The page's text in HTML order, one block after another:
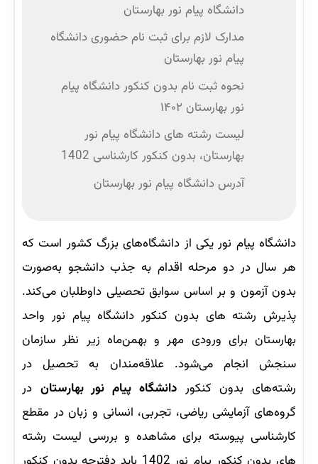
دانشگاه پیام نور بهارستان
مدارک لازم برای ثبت نام حضوری دانشگاه
پیام نور بهارستان
نحوه ثبت نام بدون کنکور دانشگاه پیام
نور بهارستان ۱۴۰۲
لیست رشته های دانشگاه پیام نور
بهارستان، بدون کنکور کارشناسی 1402
آدرس دانشگاه پیام نور بهارستان
دانشگاه پیام نور یکی از دانشگاه‌های بزرگ کشور است که
هر سال در دو مرحله اقدام به جذب دانشجو به‌صورت
بدون آزمون و بر اساس سوابق تحصیلی داوطلبان می‌کند.
پذیرش رشته های بدون کنکور دانشگاه پیام نور واحد
بهارستان برای ورودی مهر و بهمن‌ماه زیر نظر سازمان
سنجش انجام می‌شود. علاقه‌مندان به تحصیل در
رشته‌های بدون کنکوردانشگاه پیام نور بهارستان در
گروه‌های آزمایشی ریاضی، تجربی، انسانی و زبان در مقطع
کارشناسی پیوسته برای مشاهده و بررسی لیست رشته